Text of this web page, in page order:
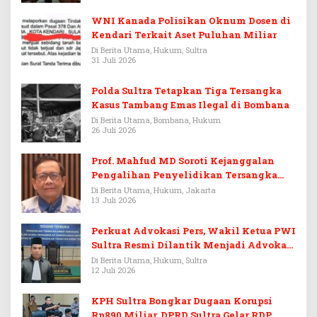
WNI Kanada Polisikan Oknum Dosen di
Kendari Terkait Aset Puluhan Miliar
Di Berita Utama, Hukum, Sultra
31 Juli 2026
Polda Sultra Tetapkan Tiga Tersangka
Kasus Tambang Emas Ilegal di Bombana
Di Berita Utama, Bombana, Hukum
26 Juli 2026
Prof. Mahfud MD Soroti Kejanggalan
Pengalihan Penyelidikan Tersangka
Febrie Adriansyah
Di Berita Utama, Hukum, Jakarta
13 Juli 2026
Perkuat Advokasi Pers, Wakil Ketua PWI
Sultra Resmi Dilantik Menjadi Advokat
PERADI
Di Berita Utama, Hukum, Sultra
12 Juli 2026
KPH Sultra Bongkar Dugaan Korupsi